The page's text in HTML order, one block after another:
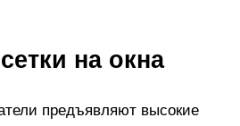
на окна
предъявляют высокие